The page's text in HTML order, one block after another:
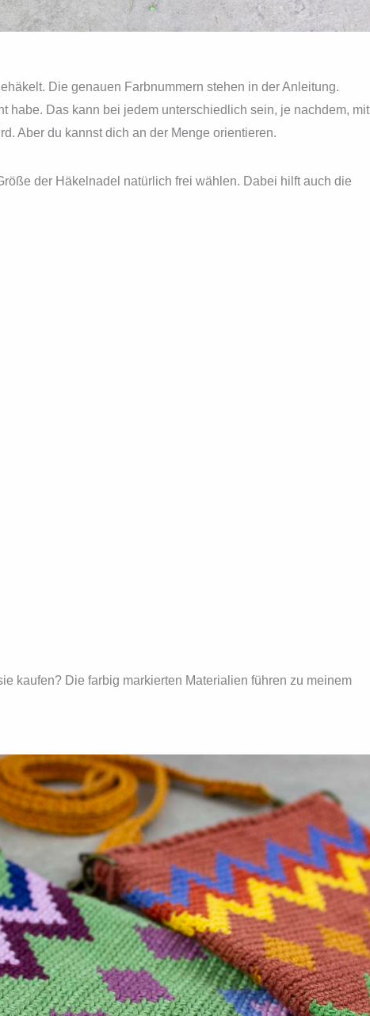
Die genauen Farbnummern stehen in der Anleitung.
habe. Das kann bei jedem unterschiedlich sein, je nachdem, mit
Aber du kannst dich an der Menge orientieren.
der Häkelnadel natürlich frei wählen. Dabei hilft auch die
kaufen? Die farbig markierten Materialien führen zu meinem